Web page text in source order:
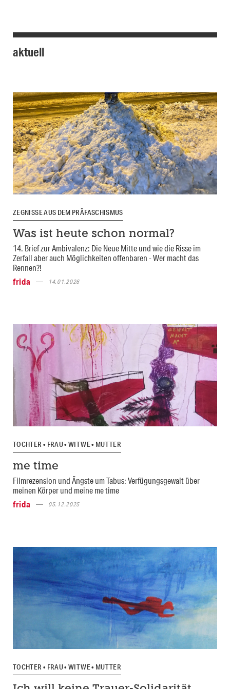
aktuell
ZEGNISSE AUS DEM PRÄFASCHISMUS
Was ist heute schon normal?
14. Brief zur Ambivalenz: Die Neue Mitte und wie die Risse im
Zerfall aber auch Möglichkeiten offenbaren - Wer macht das
Rennen?!
frida
14.01.2026
TOCHTER • FRAU • WITWE • MUTTER
me time
Filmrezension und Ängste um Tabus: Verfügungsgewalt über
meinen Körper und meine me time
frida
05.12.2025
TOCHTER • FRAU • WITWE • MUTTER